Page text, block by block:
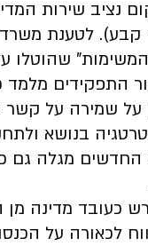
נציב שירות
קבע). לטענת
שהוטלו
התפקידים
על שמירה על
בנושא
החדשים מגלה גם
כעובד מדינה מן